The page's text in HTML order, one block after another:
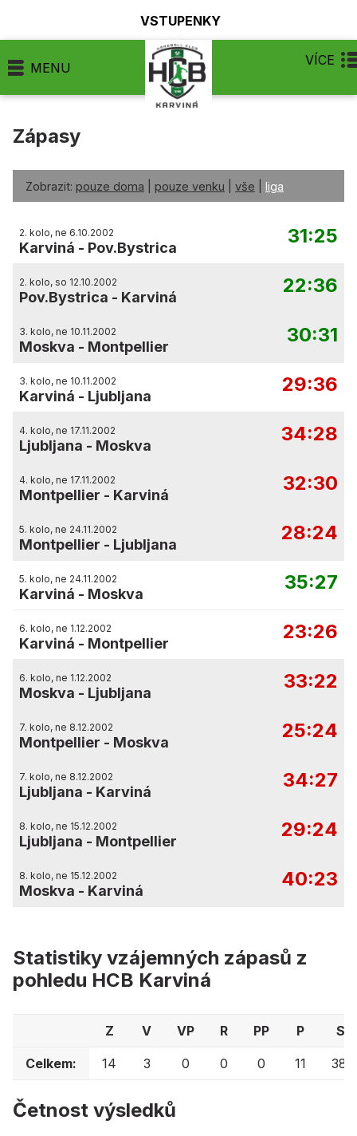
VSTUPENKY
MENU VÍCE
Zápasy
Zobrazit: pouze doma pouze venku vše liga
2. kolo, ne 6.10.2002
Karviná - Pov.Bystrica
31:25
2. kolo, so 12.10.2002
Pov.Bystrica - Karviná
22:36
3. kolo, ne 10.11.2002
Moskva - Montpellier
30:31
3. kolo, ne 10.11.2002
Karviná - Ljubljana
29:36
4. kolo, ne 17.11.2002
Ljubljana - Moskva
34:28
4. kolo, ne 17.11.2002
Montpellier - Karviná
32:30
5. kolo, ne 24.11.2002
Montpellier - Ljubljana
28:24
5. kolo, ne 24.11.2002
Karviná - Moskva
35:27
6. kolo, ne 1.12.2002
Karviná - Montpellier
23:26
6. kolo, ne 1.12.2002
Moskva - Ljubljana
33:22
7. kolo, ne 8.12.2002
Montpellier - Moskva
25:24
7. kolo, ne 8.12.2002
Ljubljana - Karviná
34:27
8. kolo, ne 15.12.2002
Ljubljana - Montpellier
29:24
8. kolo, ne 15.12.2002
Moskva - Karviná
40:23
Statistiky vzájemných zápasů z
pohledu HCB Karviná
Z V VP R PP P
Celkem: 14 3 0 0 0 11
Četnost výsledků